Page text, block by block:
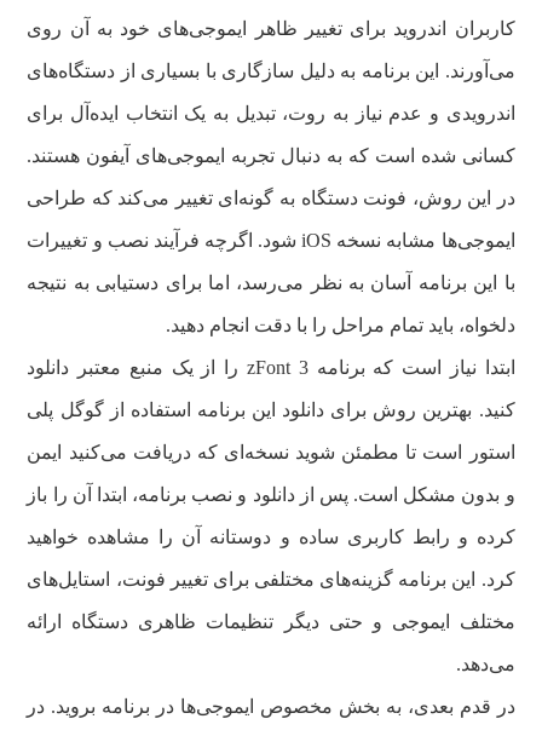
کاربران اندروید برای تغییر ظاهر ایموجی‌های خود به آن روی
می‌آورند. این برنامه به دلیل سازگاری با بسیاری از دستگاه‌های
اندرویدی و عدم نیاز به روت، تبدیل به یک انتخاب ایده‌آل برای
کسانی شده است که به دنبال تجربه ایموجی‌های آیفون هستند.
در این روش، فونت دستگاه به گونه‌ای تغییر می‌کند که طراحی
ایموجی‌ها مشابه نسخه iOS شود. اگرچه فرآیند نصب و تغییرات
با این برنامه آسان به نظر می‌رسد، اما برای دستیابی به نتیجه
دلخواه، باید تمام مراحل را با دقت انجام دهید.
ابتدا نیاز است که برنامه zFont 3 را از یک منبع معتبر دانلود
کنید. بهترین روش برای دانلود این برنامه استفاده از گوگل پلی
استور است تا مطمئن شوید نسخه‌ای که دریافت می‌کنید ایمن
و بدون مشکل است. پس از دانلود و نصب برنامه، ابتدا آن را باز
کرده و رابط کاربری ساده و دوستانه آن را مشاهده خواهید
کرد. این برنامه گزینه‌های مختلفی برای تغییر فونت، استایل‌های
مختلف ایموجی و حتی دیگر تنظیمات ظاهری دستگاه ارائه
می‌دهد.
در قدم بعدی، به بخش مخصوص ایموجی‌ها در برنامه بروید. در